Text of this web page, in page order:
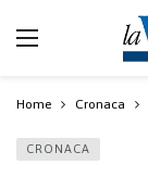
Home Cronaca
CRONACA